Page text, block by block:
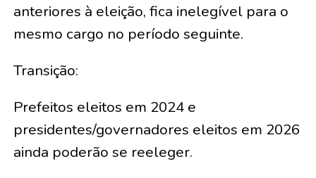
anteriores à eleição, fica inelegível para o
mesmo cargo no período seguinte.
Transição:
Prefeitos eleitos em 2024 e
presidentes/governadores eleitos em 2026
ainda poderão se reeleger.